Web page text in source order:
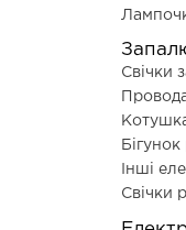
Свічки
Інші
Свічки